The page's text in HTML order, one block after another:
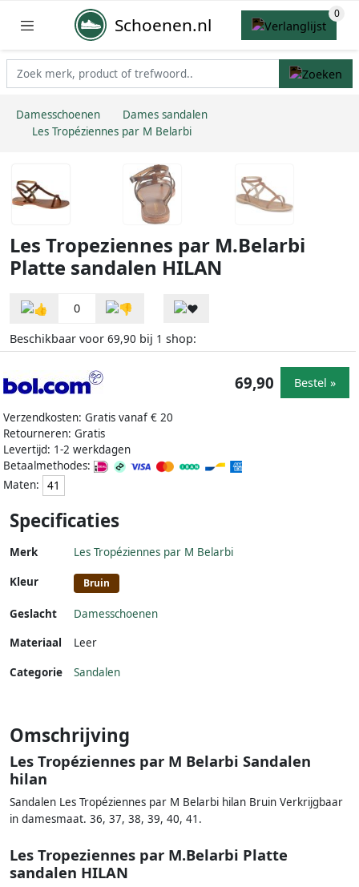
Schoenen.nl
Damesschoenen
Dames sandalen
Les Tropéziennes par M Belarbi
Les Tropeziennes par M.Belarbi
Platte sandalen HILAN
0
Beschikbaar voor 69,90 bij 1 shop:
Verzendkosten: Gratis vanaf € 20
Retourneren: Gratis
Levertijd: 1-2 werkdagen
Betaalmethodes:
Maten:
41
69,90 Bestel »
Specificaties
Merk Les Tropéziennes par M Belarbi
Kleur Bruin
Geslacht
Damesschoenen
Materiaal
Leer
Categorie Sandalen
Omschrijving
Les Tropéziennes par M Belarbi Sandalen
hilan
Sandalen Les Tropéziennes par M Belarbi hilan Bruin Verkrijgbaar
in damesmaat. 36, 37, 38, 39, 40, 41.
Les Tropeziennes par M.Belarbi Platte
sandalen HILAN